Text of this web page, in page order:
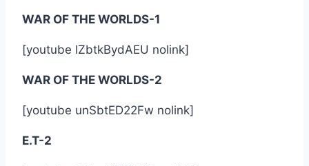
WAR OF THE WORLDS-1
[youtube lZbtkBydAEU nolink]
WAR OF THE WORLDS-2
[youtube unSbtED22Fw nolink]
E.T-2